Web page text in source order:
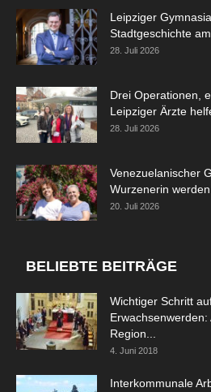
Leipziger
Stadtgeschichte
28. Juli 2026
Drei Operationen,
Leipziger Ärzte
28. Juli 2026
Venezuelanischer
Wurzenerin
20. Juli 2026
BELIEBTE BEITRÄGE
Wichtiger Schritt
Region...
4. Juni 2018
Interkommunale